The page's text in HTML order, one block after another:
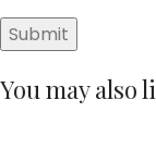
You may also